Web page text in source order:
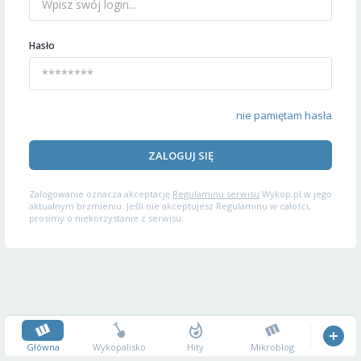
Hasło
nie pamiętam hasła
ZALOGUJ SIĘ
Zalogowanie oznacza akceptację Regulaminu serwisu Wykop.pl w jego
aktualnym brzmieniu. Jeśli nie akceptujesz Regulaminu w całości,
prosimy o niekorzystanie z serwisu.
Główna Wykopalisko Hity Mikroblog